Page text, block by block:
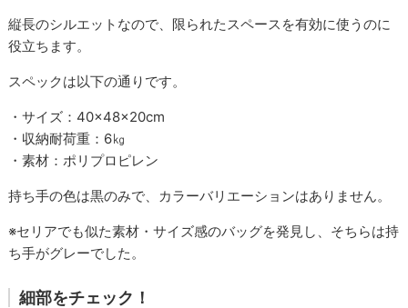
縦長のシルエットなので、限られたスペースを有効に使うのに
役立ちます。
スペックは以下の通りです。
・サイズ：40×48×20cm
・収納耐荷重：6㎏
・素材：ポリプロピレン
持ち手の色は黒のみで、カラーバリエーションはありません。
※セリアでも似た素材・サイズ感のバッグを発見し、そちらは持
ち手がグレーでした。
細部をチェック！